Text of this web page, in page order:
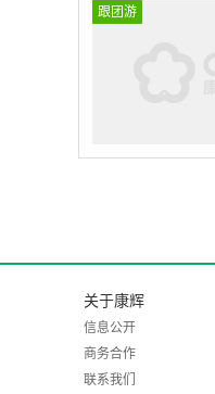
跟团游
关于康辉
信息公开
商务合作
联系我们